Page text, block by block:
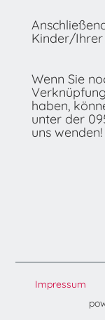
Kinder/Ihrer
Wenn Sie
haben,
unter der
uns wenden!
Impressum